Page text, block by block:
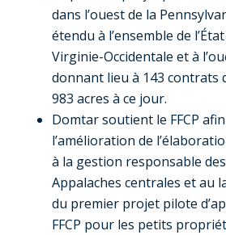
dans l’ouest de la
étendu à l’ensemble de
Virginie-Occidentale et à
donnant lieu à 143 contrats
983 acres à ce jour.
Domtar soutient le FFCP
l’amélioration de
à la gestion responsable
Appalaches centrales et au
du premier projet pilote
FFCP pour les petits